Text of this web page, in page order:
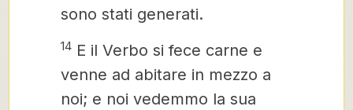
sono stati generati.
14 E il Verbo si fece carne e
venne ad abitare in mezzo a
noi; e noi vedemmo la sua